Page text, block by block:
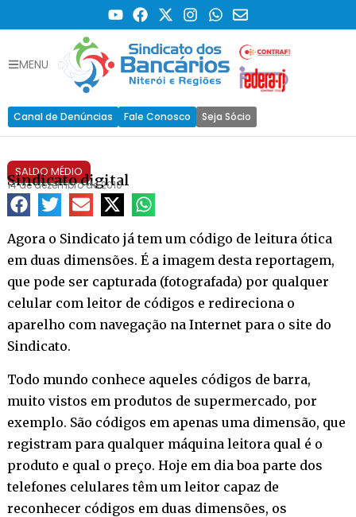
MENU
Canal de Denúncias Fale Conosco Seja Sócio
SALDO MÉDIO
Sindicato digital
14 de dezembro de 2010
Agora o Sindicato já tem um código de leitura ótica
em duas dimensões. É a imagem desta reportagem,
que pode ser capturada (fotografada) por qualquer
celular com leitor de códigos e redireciona o
aparelho com navegação na Internet para o site do
Sindicato.
Todo mundo conhece aqueles códigos de barra,
muito vistos em produtos de supermercado, por
exemplo. São códigos em apenas uma dimensão, que
registram para qualquer máquina leitora qual é o
produto e qual o preço. Hoje em dia boa parte dos
telefones celulares têm um leitor capaz de
reconhecer códigos em duas dimensões, os